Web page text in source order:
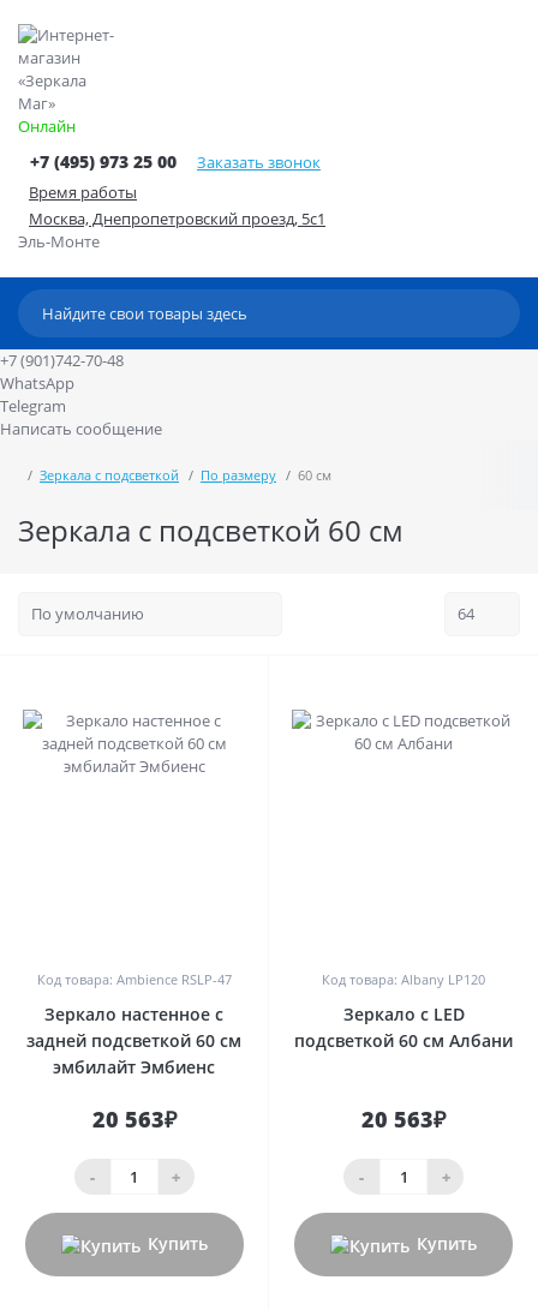
Онлайн
+7 (495) 973 25 00
Заказать звонок
Время работы
Москва, Днепропетровский проезд, 5с1
Эль-Монте
+7 (901)742-70-48
WhatsApp
Telegram
Написать сообщение
Зеркала с подсветкой По размеру 60 см
Зеркала с подсветкой 60 см
Код товара: Ambience RSLP-47
Зеркало настенное с
задней подсветкой 60 см
эмбилайт Эмбиенс
20 563₽
- +
Купить
Код товара: Albany LP120
Зеркало с LED
подсветкой 60 см Албани
20 563₽
- +
Купить